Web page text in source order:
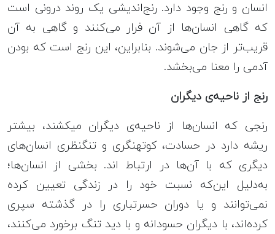
انسان و رنج وجود دارد. رنج‌اندیشی یک روند درونی است
که گاهی انسان‌ها از آن فرار می‌کنند و گاهی به آن
قریب‌تر از جان می‌شوند. بنابراین، این رنج است که بودن
آدمی را معنا می‌بخشد.
رنج از ناحیه‌ی دیگران‌
رنجی که انسان‌ها از ناحیه‌ی دیگران می‎کشند، بیشتر
ریشه دارد در حسادت، کوته‎نگری و تنگ‎نظری انسان‌های
دیگری که با آن‌ها در ارتباط‌‌ اند. بخشی از انسان‌ها؛
به‌دلیل این‌که نسبت خود را در زندگی تعیین کرده
نمی‌توانند و یا دوران حسرت‎باری را در گذشته سپری
کرده‌اند، با دیگران حسودانه و با دید تنگ برخورد می‌کنند،